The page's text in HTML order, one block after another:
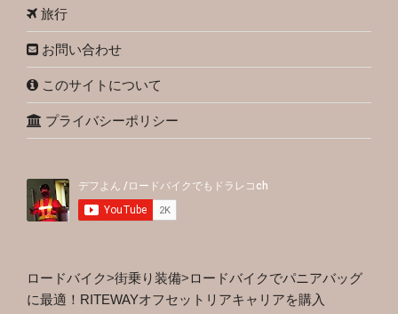
旅行
お問い合わせ
このサイトについて
プライバシーポリシー
ロードバイク>街乗り装備>ロードバイクでパニアバッグ
に最適！RITEWAYオフセットリアキャリアを購入